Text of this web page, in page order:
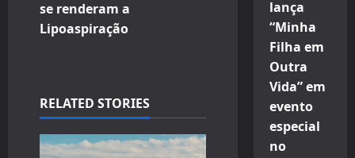
n
a
i
g
se renderam a
Lipoaspiração
RELATED STORIES
lança
“Minha
Filha em
Outra
Vida” em
evento
especial
no